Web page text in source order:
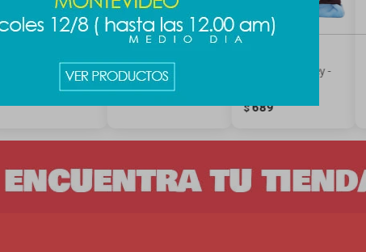
navideña
$ 689 $789
capucha Disney -
$ 689